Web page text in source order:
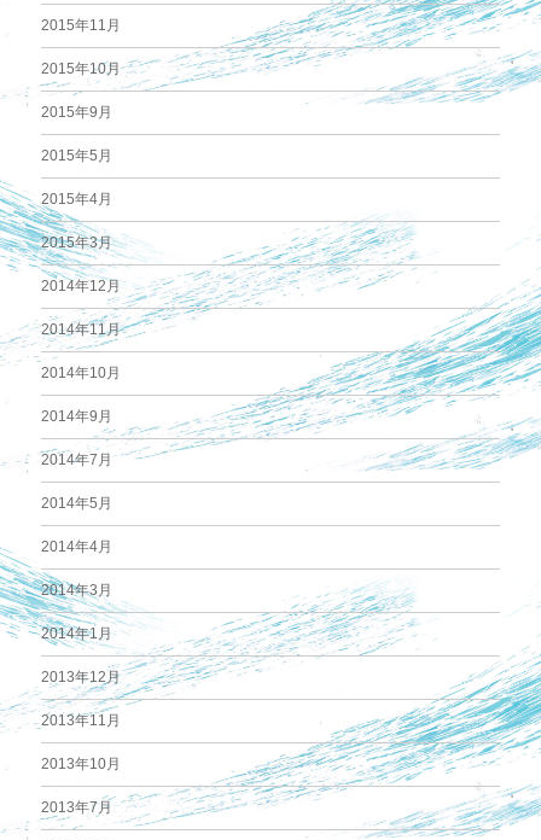
2015年11月
2015年10月
2015年9月
2015年5月
2015年4月
2015年3月
2014年12月
2014年11月
2014年10月
2014年9月
2014年7月
2014年5月
2014年4月
2014年3月
2014年1月
2013年12月
2013年11月
2013年10月
2013年7月